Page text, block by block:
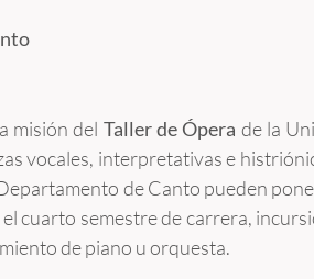
misión del Taller de Ópera de la
vocales, interpretativas e
de Canto pueden
cuarto semestre de carrera,
de piano u orquesta.